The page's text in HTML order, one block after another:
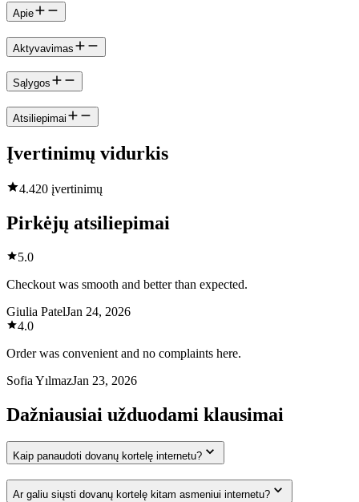
Apie
Aktyvavimas
Sąlygos
Atsiliepimai
Įvertinimų vidurkis
4.420 įvertinimų
Pirkėjų atsiliepimai
5.0
Checkout was smooth and better than expected.
Giulia PatelJan 24, 2026
4.0
Order was convenient and no complaints here.
Sofia YılmazJan 23, 2026
Dažniausiai užduodami klausimai
Kaip panaudoti dovanų kortelę internetu?
Ar galiu siųsti dovanų kortelę kitam asmeniui internetu?